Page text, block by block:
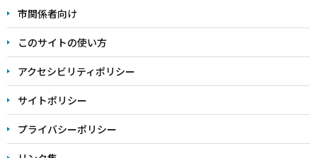
こ
ま
で
市関係者向け
このサイトの使い方
アクセシビリティポリシー
サイトポリシー
プライバシーポリシー